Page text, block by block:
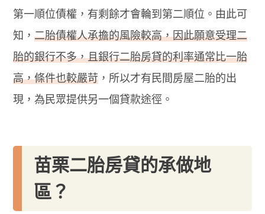
第一順位債權，有剩餘才會輪到第二順位。由此可
知，二胎債權人承擔的風險較高，因此願意受理二
胎的銀行不多，且銀行二胎房貸的利率通常比一胎
高，條件也較嚴苛 ，所以才有民間房屋二胎的出
現，為民眾提供另一個貸款途徑。
苗栗二胎房貸的承做地
區？